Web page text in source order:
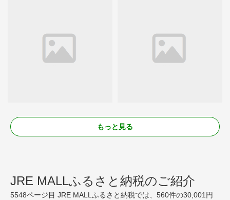
もっと見る
JRE MALLふるさと納税のご紹介
5548ページ目 JRE MALLふるさと納税では、560件の30,001円